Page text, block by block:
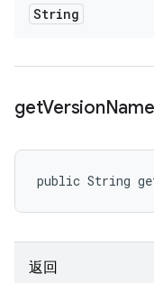
String
getVersionName
public String
返回